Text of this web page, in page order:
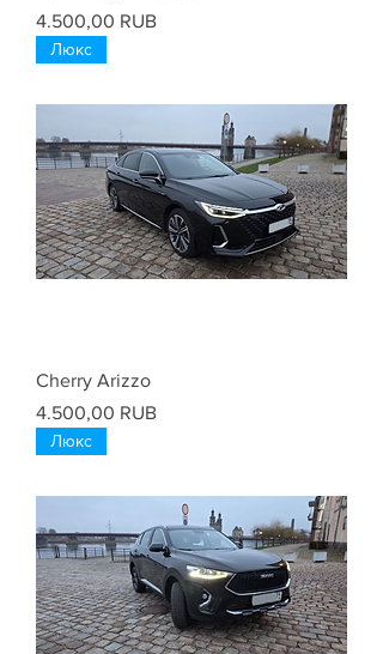
Цена
4.500,00 RUB
Люкс
Cherry Arizzo
Цена
4.500,00 RUB
Люкс